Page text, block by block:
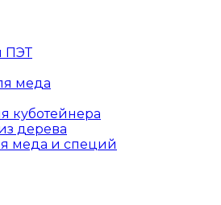
ПЭТ
меда
куботейнера
дерева
меда и специй